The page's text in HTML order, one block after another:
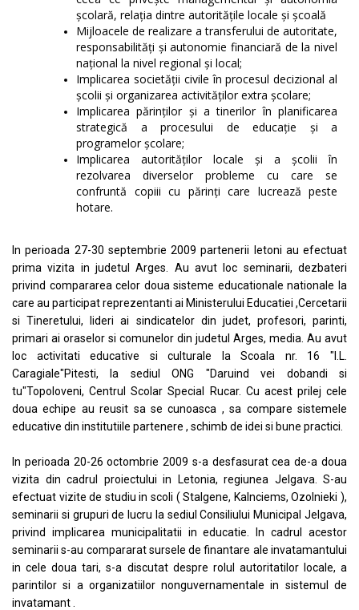
şcolară, relaţia dintre autorităţile locale şi şcoală
Mijloacele de realizare a transferului de autoritate,
responsabilităţi şi autonomie financiară de la nivel
naţional la nivel regional şi local;
Implicarea societăţii civile în procesul decizional al
şcolii şi organizarea activităţilor extra şcolare;
Implicarea părinţilor şi a tinerilor în planificarea
strategică a procesului de educaţie şi a
programelor şcolare;
Implicarea autorităţilor locale şi a şcolii în
rezolvarea diverselor probleme cu care se
confruntă copiii cu părinţi care lucrează peste
hotare.
In perioada 27-30 septembrie 2009 partenerii letoni au efectuat
prima vizita in judetul Arges. Au avut loc seminarii, dezbateri
privind compararea celor doua sisteme educationale nationale la
care au participat reprezentanti ai Ministerului Educatiei ,Cercetarii
si Tineretului, lideri ai sindicatelor din judet, profesori, parinti,
primari ai oraselor si comunelor din judetul Arges, media. Au avut
loc activitati educative si culturale la Scoala nr. 16 "I.L.
Caragiale"Pitesti, la sediul ONG "Daruind vei dobandi si
tu"Topoloveni, Centrul Scolar Special Rucar. Cu acest prilej cele
doua echipe au reusit sa se cunoasca , sa compare sistemele
educative din institutiile partenere , schimb de idei si bune practici.
In perioada 20-26 octombrie 2009 s-a desfasurat cea de-a doua
vizita din cadrul proiectului in Letonia, regiunea Jelgava. S-au
efectuat vizite de studiu in scoli ( Stalgene, Kalnciems, Ozolnieki ),
seminarii si grupuri de lucru la sediul Consiliului Municipal Jelgava,
privind implicarea municipalitatii in educatie. In cadrul acestor
seminarii s-au compararat sursele de finantare ale invatamantului
in cele doua tari, s-a discutat despre rolul autoritatilor locale, a
parintilor si a organizatiilor nonguvernamentale in sistemul de
invatamant .